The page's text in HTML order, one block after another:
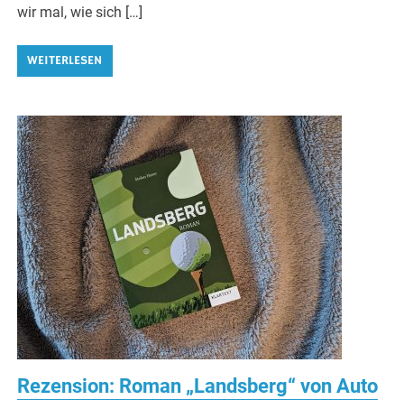
wir mal, wie sich […]
WEITERLESEN
Rezension: Roman „Landsberg“ von Auto